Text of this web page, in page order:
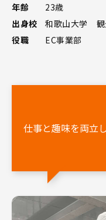
年齢
23歳
出身校
和歌山大学 観
役職
EC事業部
仕事と趣味を両立